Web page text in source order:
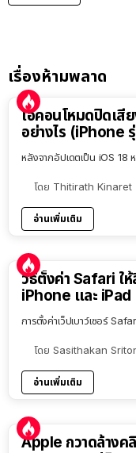
เรื่องห้ามพลาด
ไอคอนโหมดปิดเสี
อย่างไร (iPhone
หลังจากอัปเดตเป็น iOS 18
โดย Thitirath Kinaret
อ่านเพิ่มเติม
วิธีตั้งค่า Safari ใ
iPhone และ iPad
การตั้งค่าเว็ปเบาว์เซอร์
โดย Sasithakan
อ่านเพิ่มเติม
Apple กวาดล้างค